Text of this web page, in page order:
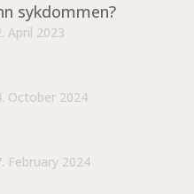
sykdommen?
April 2023
October 2024
February 2024